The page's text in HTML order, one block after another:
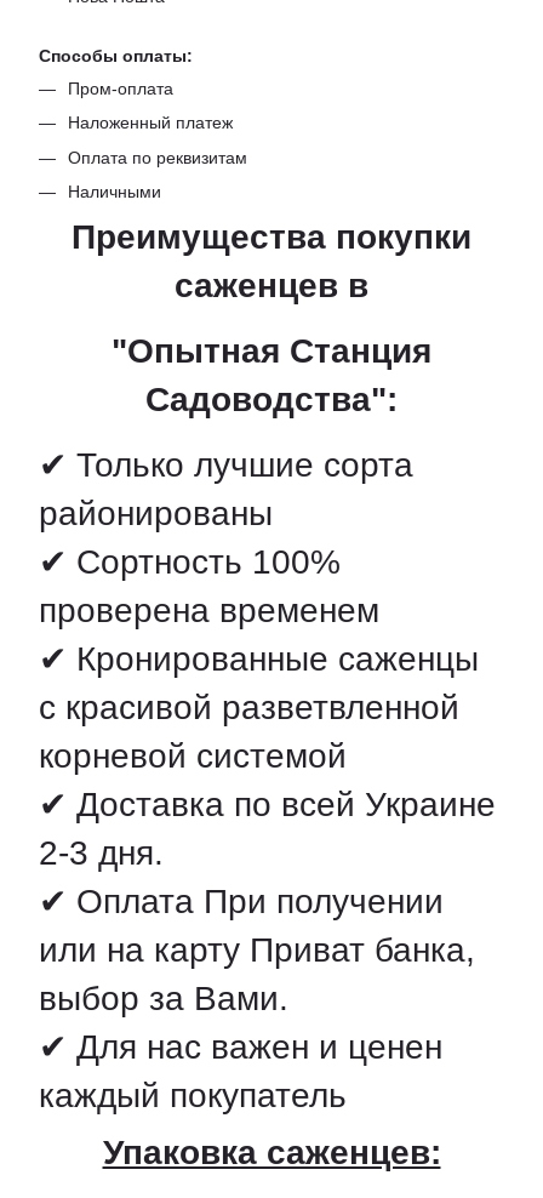
Способы оплаты:
Пром-оплата
Наложенный платеж
Оплата по реквизитам
Наличными
Преимущества покупки
саженцев в
"Опытная Станция
Садоводства":
✔ Только лучшие сорта
районированы
✔ Сортность 100%
проверена временем
✔ Кронированные саженцы
с красивой разветвленной
корневой системой
✔ Доставка по всей Украине
2-3 дня.
✔ Оплата При получении
или на карту Приват банка,
выбор за Вами.
✔ Для нас важен и ценен
каждый покупатель
Упаковка саженцев: